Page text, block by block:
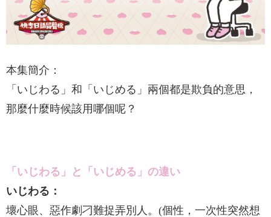
本集簡介：
「いじわる」和「いじめる」兩個都是欺負的意思，
那麼什麼時候該用哪個呢？
「いじわる」と「いじめる」の違い
いじわる：
壞心眼、惡作劇刁難捉弄別人。(個性，一次性突然想